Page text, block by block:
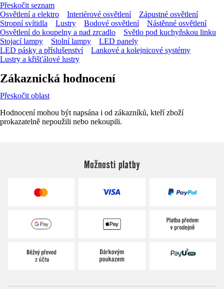
Přeskočit seznam
Osvětlení a elektro
Interiérové osvětlení
Zápustné osvětlení
Stropní svítidla
Lustry Bodové osvětlení
Nástěnné osvětlení
Osvětlení do koupelny a nad zrcadlo
Světlo pod kuchyňskou linku
Stojací lampy
Stolní lampy
LED panely
LED pásky a příslušenství
Lankové a kolejnicové systémy
Lustry a křišťálové lustry
Zákaznická hodnocení
Přeskočit oblast
Hodnocení mohou být napsána i od zákazníků, kteří zboží
prokazatelně nepoužili nebo nekoupili.
Možnosti platby